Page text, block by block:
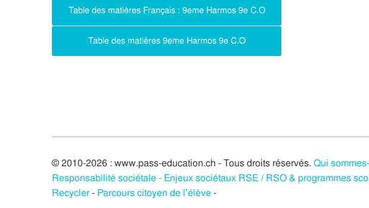
Table des matières Français : 9eme Harmos 9e C.O
Table des matières 9eme Harmos 9e C.O
© 2010-2026 : www.pass-education.ch - Tous droits réservés. Qui
Responsabilité sociétale - Enjeux sociétaux RSE / RSO & programmes
Recycler- Parcours citoyen de l’élève-